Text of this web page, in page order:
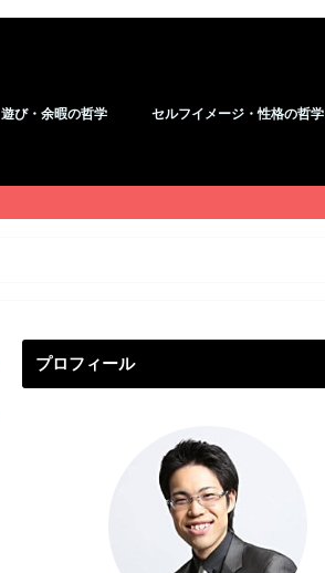
遊び・余暇の哲学 セルフイメージ・性格の哲学
プロフィール